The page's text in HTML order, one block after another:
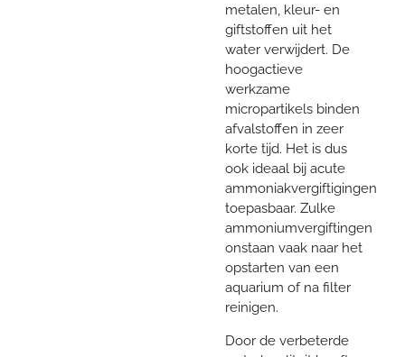
metalen, kleur- en
giftstoffen uit het
water verwijdert. De
hoogactieve
werkzame
micropartikels binden
afvalstoffen in zeer
korte tijd. Het is dus
ook ideaal bij acute
ammoniakvergiftigingen
toepasbaar. Zulke
ammoniumvergiftingen
onstaan vaak naar het
opstarten van een
aquarium of na filter
reinigen.
Door de verbeterde